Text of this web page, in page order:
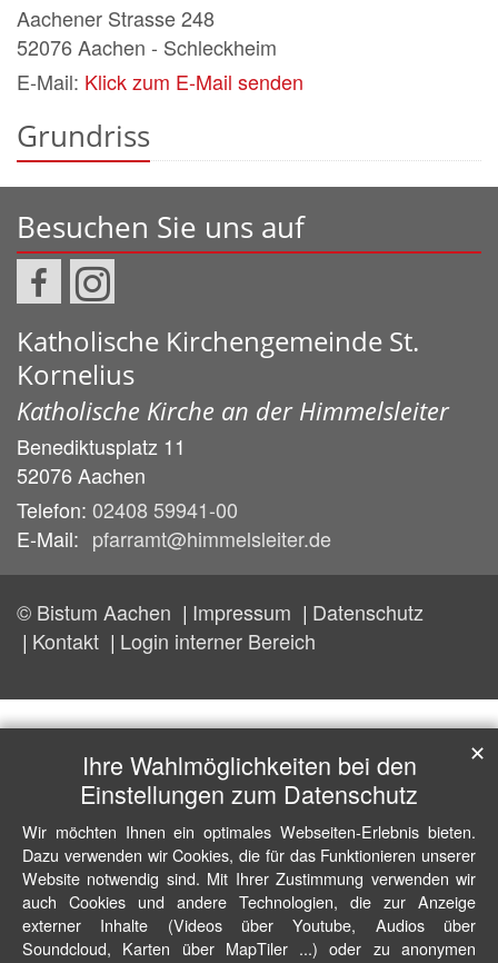
Aachener Strasse 248
52076Aachen - Schleckheim
E-Mail: Klick zum E-Mail senden
Grundriss
Besuchen Sie uns auf
Katholische Kirchengemeinde St.
Kornelius
Katholische Kirche an der Himmelsleiter
Benediktusplatz 11
52076Aachen
Telefon: 02408 59941-00
E-Mail: pfarramt@himmelsleiter.de
© Bistum Aachen Impressum
Datenschutz
Kontakt
Login interner Bereich
Ihre Wahlmöglichkeiten bei den
Einstellungen zum Datenschutz
Wir möchten Ihnen ein optimales Webseiten-Erlebnis bieten.
Dazu verwenden wir Cookies, die für das Funktionieren unserer
Website notwendig sind. Mit Ihrer Zustimmung verwenden wir
auch Cookies und andere Technologien, die zur Anzeige
externer Inhalte (Videos über Youtube, Audios über
Soundcloud, Karten über MapTiler ...) oder zu anonymen
✕